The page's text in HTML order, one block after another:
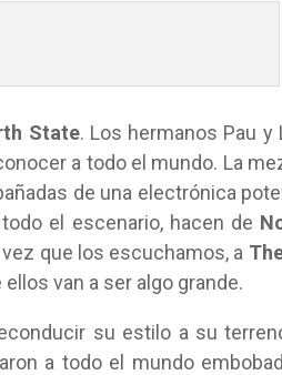
State. Los hermanos Pau y
a todo el mundo. La
de una electrónica
el escenario, hacen de
que los escuchamos, a
van a ser algo grande.
su estilo a su
a todo el mundo